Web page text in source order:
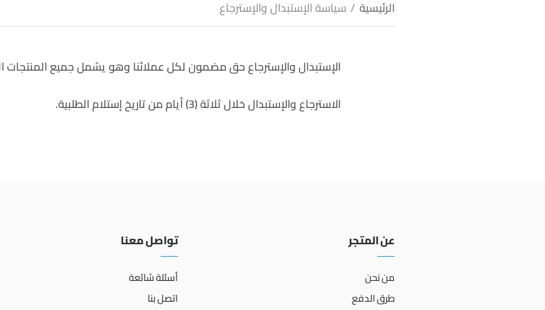
الرئيسية / سياسة الإستبدال والإسترجاع
الإستبدال والإسترجاع حق مضمون لكل عملائنا وهو يشمل جميع المنتجات
الاسترجاع والإستبدال خلال ثلاثة (3) أيام من تاريخ إستلام الطلبية.
عن المتجر
من نحن
طرق الدفع
تواصل معنا
أسئلة شائعة
اتصل بنا